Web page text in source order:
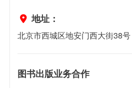
地址：
北京市西城区地安门西大街38号
图书出版业务合作